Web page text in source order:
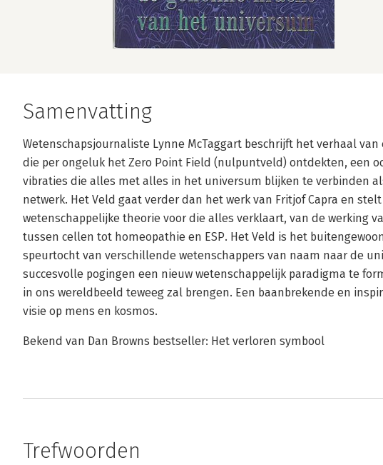
Samenvatting
Wetenschapsjournaliste Lynne McTaggart beschrijft het verhaal van
die per ongeluk het Zero Point Field (nulpuntveld) ontdekten, een
vibraties die alles met alles in het universum blijken te verbinden
netwerk. Het Veld gaat verder dan het werk van Fritjof Capra en
wetenschappelijke theorie voor die alles verklaart, van de werking
tussen cellen tot homeopathie en ESP. Het Veld is het
speurtocht van verschillende wetenschappers van naam naar de
succesvolle pogingen een nieuw wetenschappelijk paradigma te
in ons wereldbeeld teweeg zal brengen. Een baanbrekende en
visie op mens en kosmos.
Bekend van Dan Browns bestseller: Het verloren symbool
Trefwoorden